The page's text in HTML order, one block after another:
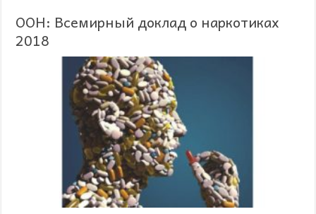
ООН: Всемирный доклад о наркотиках
2018